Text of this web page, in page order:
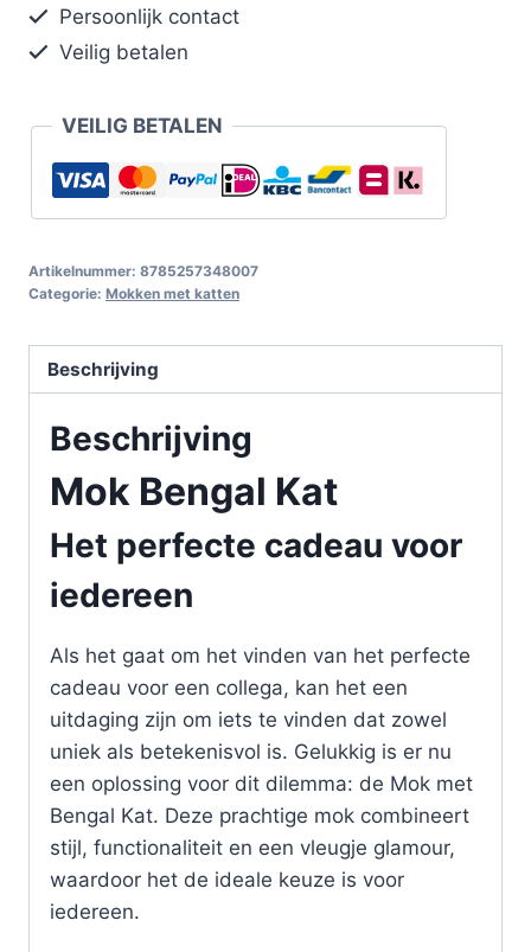
Persoonlijk contact
Veilig betalen
VEILIG BETALEN
Artikelnummer: 8785257348007
Categorie: Mokken met katten
Beschrijving
Beschrijving
Mok Bengal Kat
Het perfecte cadeau voor
iedereen
Als het gaat om het vinden van het perfecte
cadeau voor een collega, kan het een
uitdaging zijn om iets te vinden dat zowel
uniek als betekenisvol is. Gelukkig is er nu
een oplossing voor dit dilemma: de Mok met
Bengal Kat. Deze prachtige mok combineert
stijl, functionaliteit en een vleugje glamour,
waardoor het de ideale keuze is voor
iedereen.